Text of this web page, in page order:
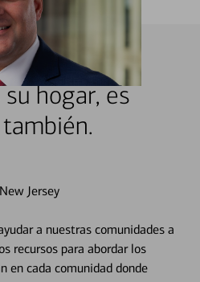
hogar, es
Jersey
a nuestras comunidades a
recursos para abordar los
en cada comunidad donde